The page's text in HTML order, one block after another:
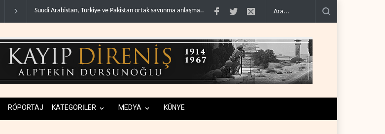
ortak savunma anlaşma.. ABD, Suudi Arabistan'dan petrol ithalatını 40 yıl sonra i.. Galibaf, Trump'ın tehdit ve müzakere
RÖPORTAJ KATEGORİLER MEDYA KÜNYE